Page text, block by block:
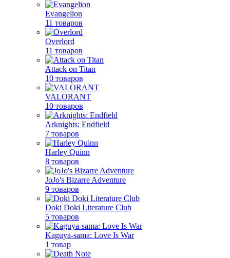
Evangelion
11 товаров
Overlord
11 товаров
Attack on Titan
10 товаров
VALORANT
10 товаров
Arknights: Endfield
7 товаров
Harley Quinn
8 товаров
JoJo's Bizarre Adventure
9 товаров
Doki Doki Literature Club
5 товаров
Kaguya-sama: Love Is War
1 товар